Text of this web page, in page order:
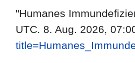
"Humanes
UTC. 8. Aug. 2026,